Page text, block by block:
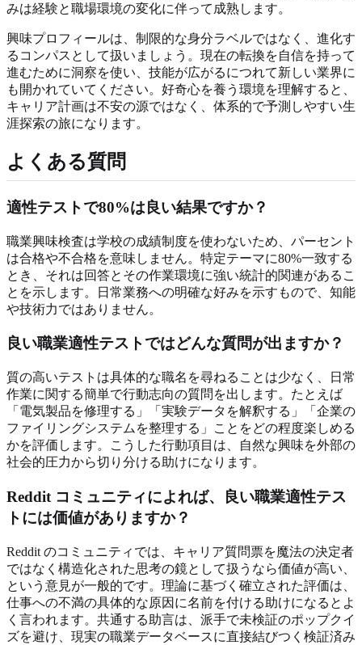
みは経験と職場環境の変化に伴って成熟します。
興味プロフィールは、制限的な身分ラベルではなく、進化す
るコンパスとして扱いましょう。現在の転換を自信を持って
進むために洞察を使い、技能が広がるにつれて新しい業界に
も開かれていてください。好奇心を養う環境を理解すると、
キャリア計画は不安の源ではなく、体系的で予測しやすい生
涯探索の旅になります。
よくある質問
適性テストで80%は良い結果ですか？
職業興味検査は学校の成績制度を使わないため、パーセント
は合格や不合格を意味しません。特定テーマに80%一致する
とき、それは回答とその作業環境に強い統計的関連があるこ
とを示します。日常業務への明確な好みを示すもので、知能
や技術力ではありません。
良い職業適性テストではどんな質問が出ますか？
質の高いテストは具体的な職名を尋ねることは少なく、日常
作業に関する簡単で行動志向の質問を出します。たとえば
「電気製品を修理する」「実験データを解釈する」「企業の
ファイリングシステムを整理する」ことをどの程度楽しめる
かを評価します。こうした行動項目は、自然な興味を外部の
社会的圧力から切り分ける助けになります。
Reddit コミュニティによれば、良い職業適性テス
トには価値がありますか？
Reddit のコミュニティでは、キャリア質問票を魔法の決定者
ではなく構造化された思考の鏡として扱うなら価値が高い、
という意見が一般的です。理論に基づく確立された評価は、
仕事への不満の具体的な原因に名前を付ける助けになるとよ
く言われます。共通する助言は、派手で未検証のポップクイ
ズを避け、現実の職業データベースに直接結びつく検証済み